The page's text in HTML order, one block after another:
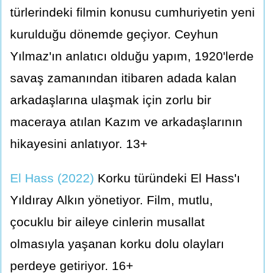
türlerindeki filmin konusu cumhuriyetin yeni
kurulduğu dönemde geçiyor. Ceyhun
Yılmaz'ın anlatıcı olduğu yapım, 1920'lerde
savaş zamanından itibaren adada kalan
arkadaşlarına ulaşmak için zorlu bir
maceraya atılan Kazım ve arkadaşlarının
hikayesini anlatıyor. 13+
El Hass (2022) Korku türündeki El Hass'ı
Yıldıray Alkın yönetiyor. Film, mutlu,
çocuklu bir aileye cinlerin musallat
olmasıyla yaşanan korku dolu olayları
perdeye getiriyor. 16+